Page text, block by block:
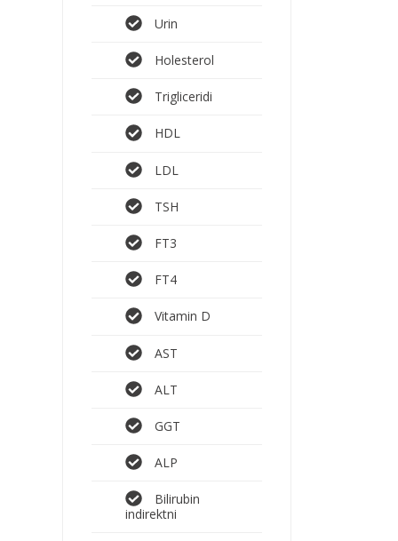
Urin
Holesterol
Trigliceridi
HDL
LDL
TSH
FT3
FT4
Vitamin D
AST
ALT
GGT
ALP
Bilirubin
indirektni